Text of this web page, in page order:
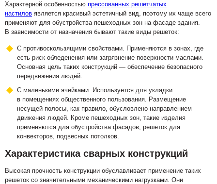
Характерной особенностью прессованных решетчатых
настилов является красивый эстетичный вид, поэтому их чаще всего
применяют для обустройства пешеходных зон на фасаде здания.
В зависимости от назначения бывают такие виды решеток:
С противоскользящими свойствами. Применяются в зонах, где
есть риск обледенения или загрязнение поверхности маслами.
Основная цель таких конструкций — обеспечение безопасного
передвижения людей.
С маленькими ячейками. Используется для укладки
в помещениях общественного пользования. Размещение
несущей полосы, как правило, обусловлено направлением
движения людей. Кроме пешеходных зон, такие изделия
применяются для обустройства фасадов, решеток для
конвекторов, подвесных потолков.
Характеристика сварных конструкций
Высокая прочность конструкции обуславливает применение таких
решеток со значительными механическими нагрузками. Они